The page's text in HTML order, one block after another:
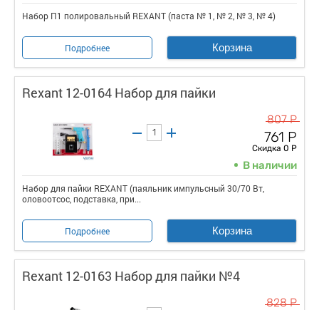
Набор П1 полировальный REXANT (паста № 1, № 2, № 3, № 4)
Подробнее Корзина
Rexant 12-0164 Набор для пайки
807 Р
761 Р
Скидка 0 Р
В наличии
Набор для пайки REXANT (паяльник импульсный 30/70 Вт,
оловоотсос, подставка, при...
Подробнее Корзина
Rexant 12-0163 Набор для пайки №4
828 Р